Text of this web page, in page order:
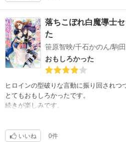
落ちこぼれ白魔導士
た
笹原智映/千石かのん/駒
おもしろかった
ヒロインの型破りな言動に振り回されつ
とてもおもしろかったです。
続きが楽しみです。
いいね 0件